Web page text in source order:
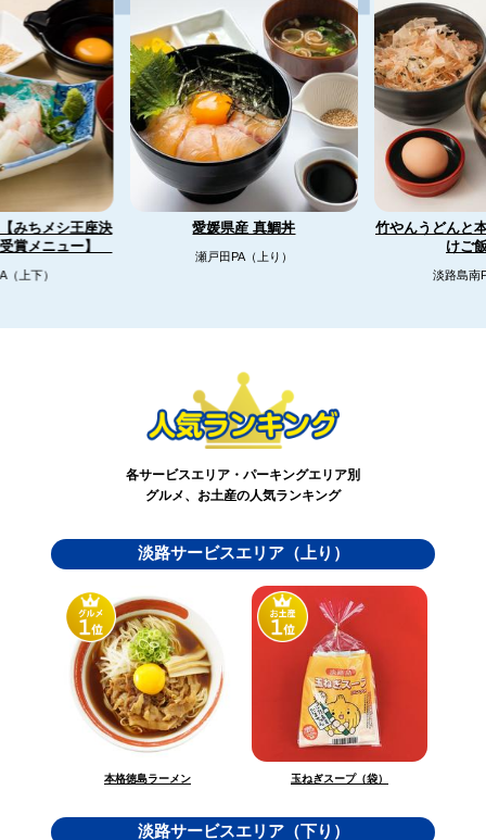
みちメシ王座決
賞メニュー】
（上下）
愛媛県産 真鯛丼
瀬戸田PA（上り）
竹やんうどんと
けご
淡路島南
各サービスエリア・パーキングエリア別
グルメ、お土産の人気ランキング
淡路サービスエリア（上り）
本格徳島ラーメン 玉ねぎスープ（袋）
淡路サービスエリア（下り）